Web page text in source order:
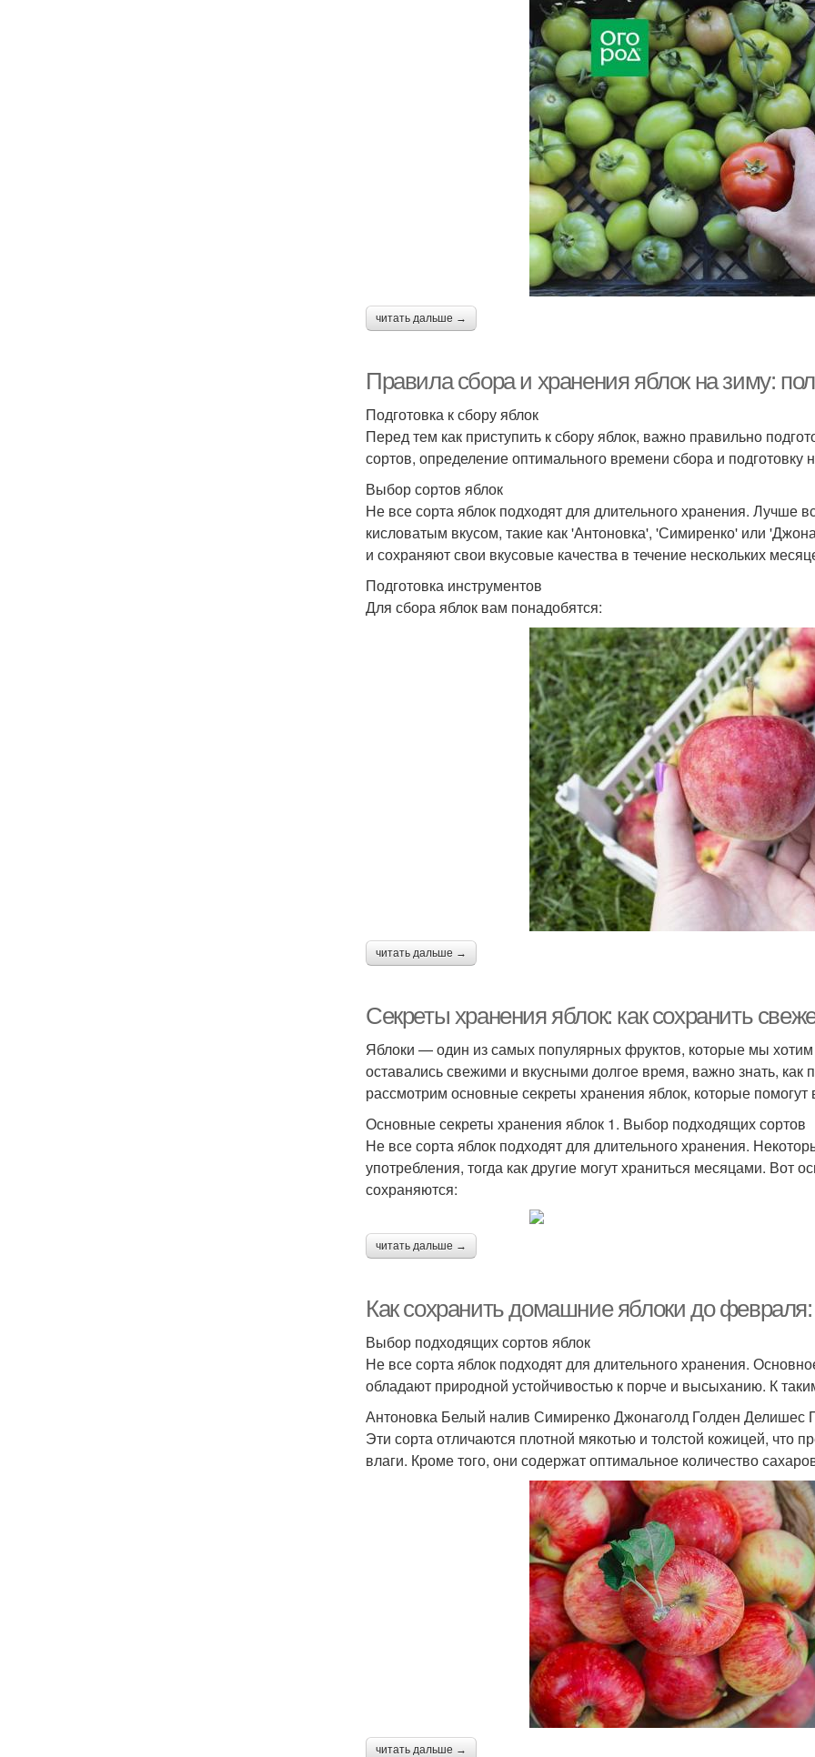
читать дальше →
Правила сбора и хранения яблок на зиму:
Подготовка к сбору яблок
Перед тем как приступить к сбору яблок, важно правильно
сортов, определение оптимального времени сбора и подготовку
Выбор сортов яблок
Не все сорта яблок подходят для длительного хранения. Лучше
кисловатым вкусом, такие как 'Антоновка', 'Симиренко' или
и сохраняют свои вкусовые качества в течение нескольких
Подготовка инструментов
Для сбора яблок вам понадобятся:
читать дальше →
Секреты хранения яблок: как сохранить
Яблоки — один из самых популярных фруктов, которые мы
оставались свежими и вкусными долгое время, важно знать, как
рассмотрим основные секреты хранения яблок, которые
Основные секреты хранения яблок 1. Выбор подходящих сортов
Не все сорта яблок подходят для длительного хранения.
употребления, тогда как другие могут храниться месяцами. Вот
сохраняются:
читать дальше →
Как сохранить домашние яблоки до
Выбор подходящих сортов яблок
Не все сорта яблок подходят для длительного хранения.
обладают природной устойчивостью к порче и высыханию. К
Антоновка Белый налив Симиренко Джонаголд Голден Делишес
Эти сорта отличаются плотной мякотью и толстой кожицей, что
влаги. Кроме того, они содержат оптимальное количество
читать дальше →